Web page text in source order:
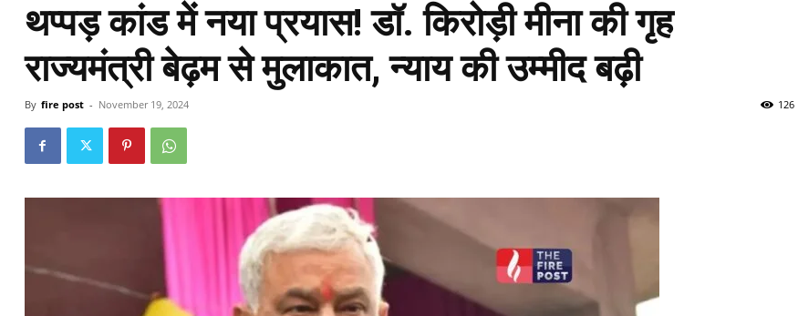
थप्पड़ कांड में नया प्रयास! डॉ. किरोड़ी मीना की गृह
राज्यमंत्री बेढ़म से मुलाकात, न्याय की उम्मीद बढ़ी
By fire post - November 19, 2024 126